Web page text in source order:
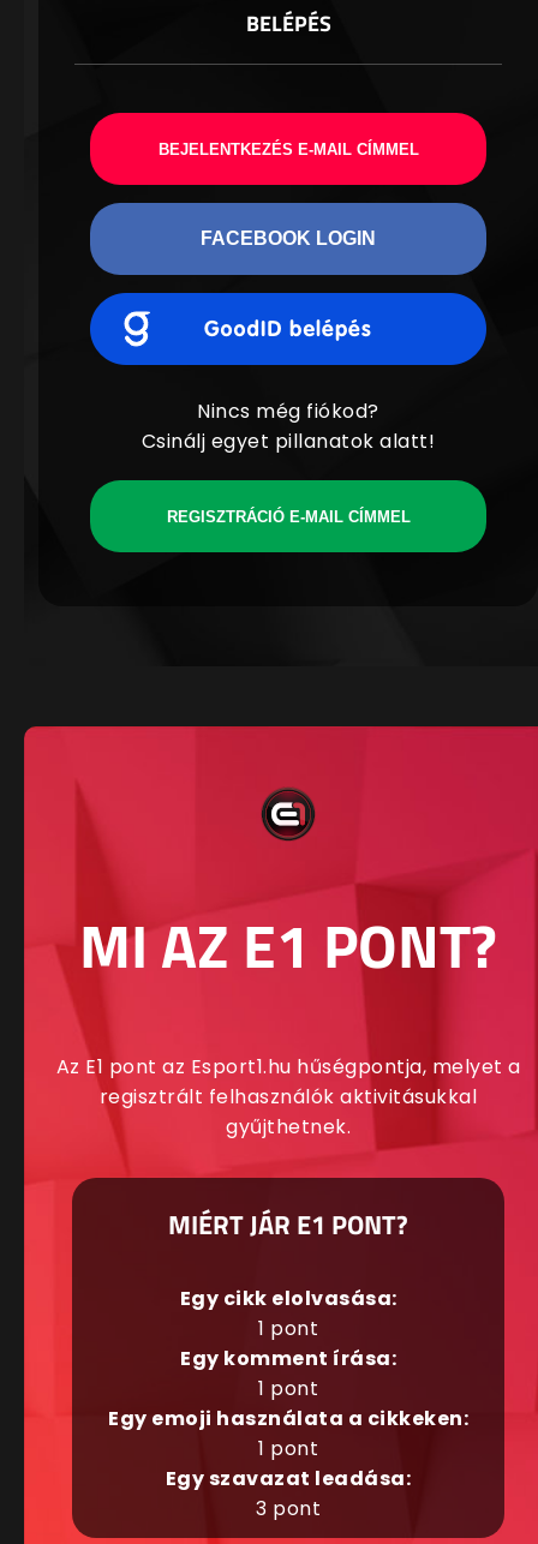
BELÉPÉS
BEJELENTKEZÉS E-MAIL CÍMMEL
FACEBOOK LOGIN
Nincs még fiókod?
Csinálj egyet pillanatok alatt!
REGISZTRÁCIÓ E-MAIL CÍMMEL
MI AZ E1 PONT?
Az E1 pont az Esport1.hu hűségpontja, melyet a
regisztrált felhasználók aktivitásukkal
gyűjthetnek.
MIÉRT JÁR E1 PONT?
Egy cikk elolvasása:
1 pont
Egy komment írása:
1 pont
Egy emoji használata a cikkeken:
1 pont
Egy szavazat leadása:
3 pont